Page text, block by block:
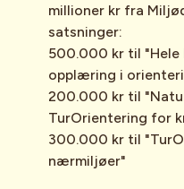
millioner kr fra
satsninger:
500.000 kr til
opplæring i
200.000 kr til
TurOrientering for
300.000 kr til
nærmiljøer"